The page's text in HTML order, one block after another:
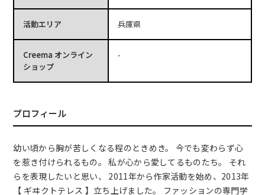
活動エリア 兵庫県
Creema オンライン
ショップ
-
プロフィール
幼い頃から胸が苦しくなる程のときめき。 今でも変わらず心
を惹き付けられるもの。 私が心から愛してるものたち。 それ
らを表現したいと思い、 2011年から作家活動を始め、2013年
【 ギヰクトテレス 】立ち上げました。 ファッションの専門学